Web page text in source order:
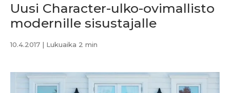
Uusi Character-ulko-ovimallisto
modernille sisustajalle
10.4.2017 | Lukuaika 2 min